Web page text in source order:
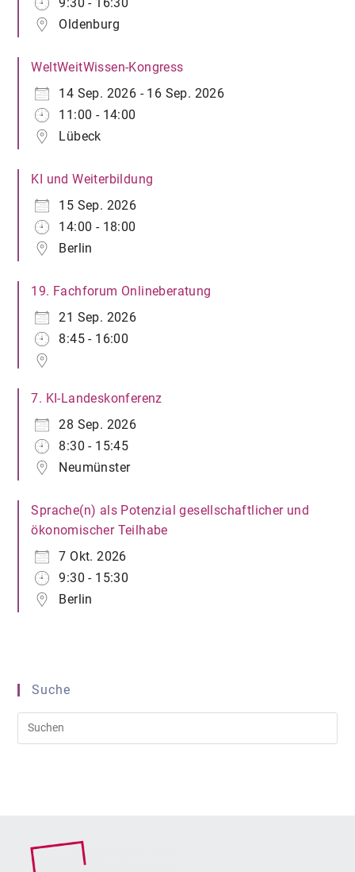
Oldenburg
WeltWeitWissen-Kongress
14 Sep. 2026 - 16 Sep. 2026
11:00 - 14:00
Lübeck
KI und Weiterbildung
15 Sep. 2026
14:00 - 18:00
Berlin
19. Fachforum Onlineberatung
21 Sep. 2026
8:45 - 16:00
7. KI-Landeskonferenz
28 Sep. 2026
8:30 - 15:45
Neumünster
Sprache(n) als Potenzial gesellschaftlicher und
ökonomischer Teilhabe
7 Okt. 2026
9:30 - 15:30
Berlin
Suche